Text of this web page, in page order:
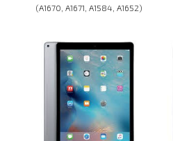
(A1670, A1671, A1584, A1652)